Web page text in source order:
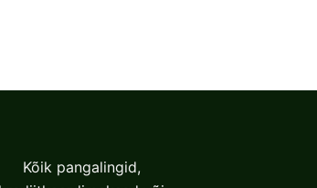
Kõik pangalingid,